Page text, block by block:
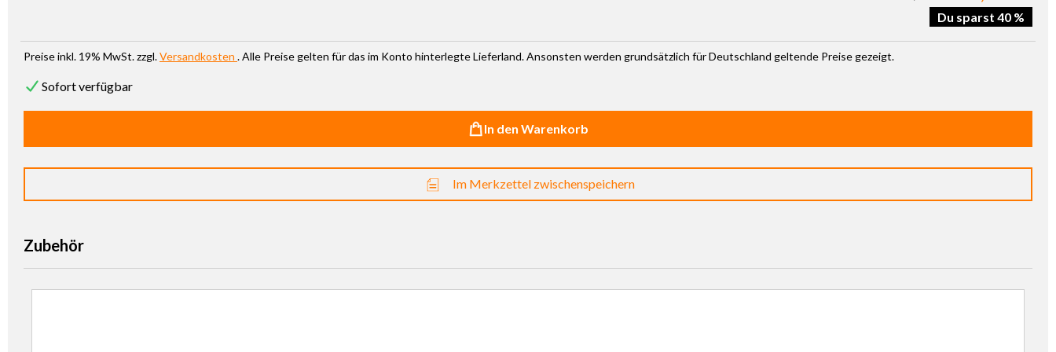
Du sparst 40 %
Preise inkl. 19% MwSt. zzgl.Versandkosten . Alle Preise gelten für das im Konto hinterlegte Lieferland. Ansonsten werden grundsätzlich für Deutschland geltende Preise gezeigt.
Sofort verfügbar
In den Warenkorb
Im Merkzettel zwischenspeichern
Zubehör